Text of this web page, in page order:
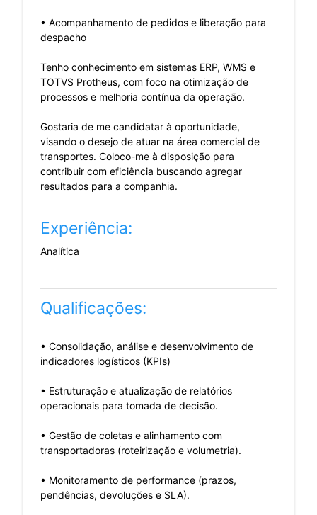
• Acompanhamento de pedidos e liberação para
despacho
Tenho conhecimento em sistemas ERP, WMS e
TOTVS Protheus, com foco na otimização de
processos e melhoria contínua da operação.
Gostaria de me candidatar à oportunidade,
visando o desejo de atuar na área comercial de
transportes. Coloco-me à disposição para
contribuir com eficiência buscando agregar
resultados para a companhia.
Experiência:
Analítica
Qualificações:
• Consolidação, análise e desenvolvimento de
indicadores logísticos (KPIs)
• Estruturação e atualização de relatórios
operacionais para tomada de decisão.
• Gestão de coletas e alinhamento com
transportadoras (roteirização e volumetria).
• Monitoramento de performance (prazos,
pendências, devoluções e SLA).